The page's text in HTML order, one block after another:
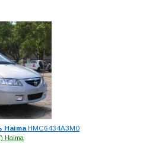
HaimaHMC6434A3M0
Haima